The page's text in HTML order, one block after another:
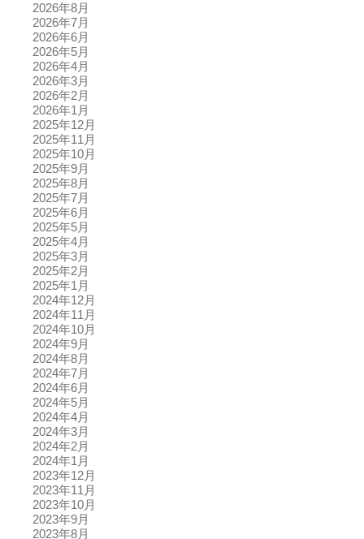
2026年8月
2026年7月
2026年6月
2026年5月
2026年4月
2026年3月
2026年2月
2026年1月
2025年12月
2025年11月
2025年10月
2025年9月
2025年8月
2025年7月
2025年6月
2025年5月
2025年4月
2025年3月
2025年2月
2025年1月
2024年12月
2024年11月
2024年10月
2024年9月
2024年8月
2024年7月
2024年6月
2024年5月
2024年4月
2024年3月
2024年2月
2024年1月
2023年12月
2023年11月
2023年10月
2023年9月
2023年8月